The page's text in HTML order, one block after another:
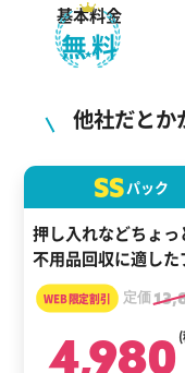
基本料金
無料
他社だとか
SSパック
押し入れなどちょっ
不用品回収に適した
定価
4,980